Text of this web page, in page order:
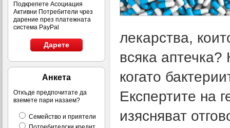
Подкрепете Асоциация
Активни Потребители чрез
дарение през платежната
система PayPal
Дарете
Анкета
Откъде предпочитате да
вземете пари назаем?
Семейство и приятели
лекарства,
всяка аптечка?
когато
Експертите на
изясняват